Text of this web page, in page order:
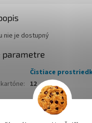
nie je dostupný
parametre
Čistiace
: 12